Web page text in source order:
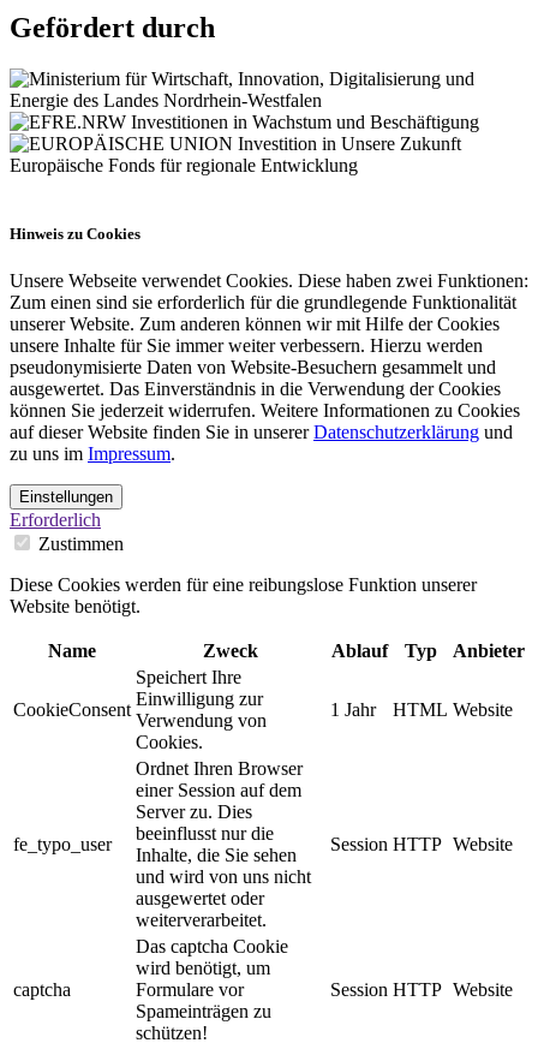
Gefördert durch
Hinweis zu Cookies
Unsere Webseite verwendet Cookies. Diese haben zwei Funktionen:
Zum einen sind sie erforderlich für die grundlegende Funktionalität
unserer Website. Zum anderen können wir mit Hilfe der Cookies
unsere Inhalte für Sie immer weiter verbessern. Hierzu werden
pseudonymisierte Daten von Website-Besuchern gesammelt und
ausgewertet. Das Einverständnis in die Verwendung der Cookies
können Sie jederzeit widerrufen. Weitere Informationen zu Cookies
auf dieser Website finden Sie in unsererDatenschutzerklärung und
zu uns im Impressum.
Einstellungen
Erforderlich
Zustimmen
Diese Cookies werden für eine reibungslose Funktion unserer
Website benötigt.
Name Zweck Ablauf Typ Anbieter
CookieConsent
Speichert Ihre
Einwilligung zur
Verwendung von
Cookies.
1 Jahr HTML Website
fe_typo_user
Ordnet Ihren Browser
einer Session auf dem
Server zu. Dies
beeinflusst nur die
Inhalte, die Sie sehen
und wird von uns nicht
ausgewertet oder
weiterverarbeitet.
Session HTTP Website
captcha
Das captcha Cookie
wird benötigt, um
Formulare vor
Spameinträgen zu
schützen!
Session HTTP Website